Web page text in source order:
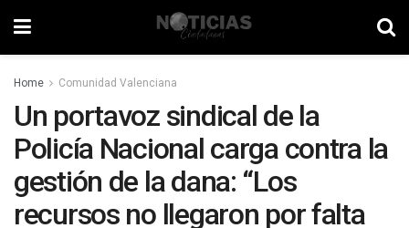
Home Comunidad Valenciana
Un portavoz sindical de la
Policía Nacional carga contra la
gestión de la dana: “Los
recursos no llegaron por falta